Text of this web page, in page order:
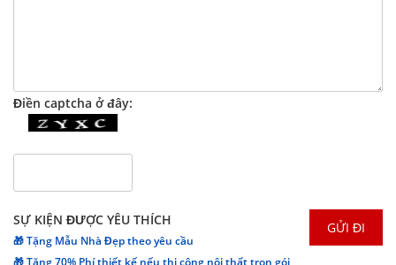
Điền captcha ở đây:
SỰ KIỆN ĐƯỢC YÊU THÍCH
🎁 Tặng Mẫu Nhà Đẹp theo yêu cầu
🎁 Tặng 70% Phí thiết kế nếu thi công nội thất trọn gói